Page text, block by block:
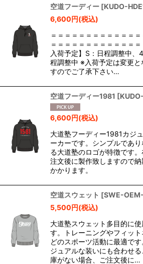
空道フーディー [KUDO-
6,600円(税込)
＝＝＝＝＝＝＝＝＝＝＝＝
＝＝＝＝＝＝＝＝＝＝＝＝
入荷予定】S：日程調整中、
程調整中 ※入荷予定は変更と
すのでご了承下さい…
空道フーディー1981 [
6,600円(税込)
大道塾フーディー1981カジ
ーカーです。シンプルであ
る大道塾のロゴが特徴です
注文後に製作致しますので
かかります。
空道スウェット [SWE-
5,500円(税込)
大道塾スウェット多目的に
す。トレーニングやフィッ
どのスポーツ活動に最適で
ジュアルな装いにも合わせ
庫がない場合、ご注文後に…